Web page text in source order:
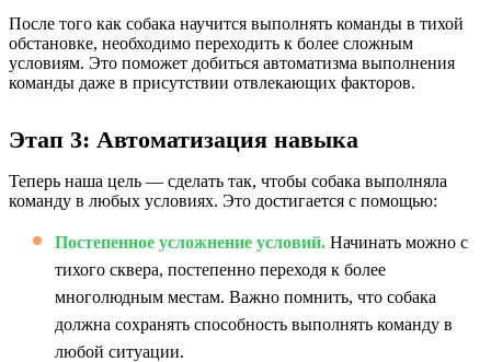
После того как собака научится выполнять команды в тихой
обстановке, необходимо переходить к более сложным
условиям. Это поможет добиться автоматизма выполнения
команды даже в присутствии отвлекающих факторов.
Этап 3: Автоматизация навыка
Теперь наша цель — сделать так, чтобы собака выполняла
команду в любых условиях. Это достигается с помощью:
Постепенное усложнение условий. Начинать можно с
тихого сквера, постепенно переходя к более
многолюдным местам. Важно помнить, что собака
должна сохранять способность выполнять команду в
любой ситуации.